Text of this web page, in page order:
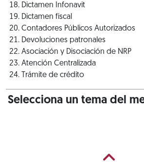
Dictamen Infonavit
Dictamen fiscal
Contadores Públicos Autorizados
Devoluciones patronales
Asociación y Disociación de NRP
Atención Centralizada
Trámite de crédito
Selecciona un tema del